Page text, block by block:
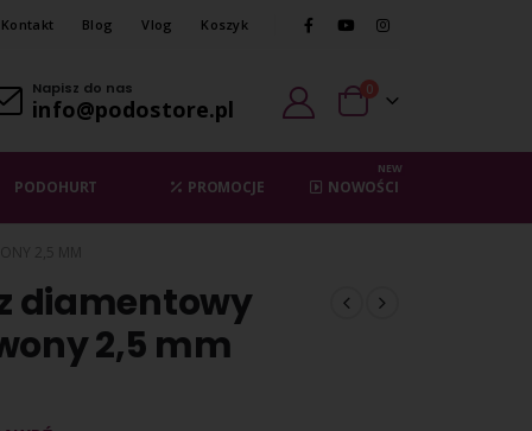
Kontakt Blog Vlog Koszyk
Napisz do nas
info@podostore.pl
0
PODOHURT PROMOCJE NOWOŚCI
NEW
diamentowy
2,5 mm